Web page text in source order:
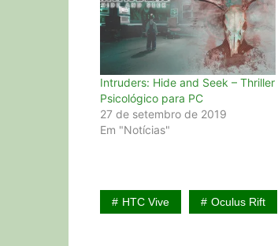
Intruders: Hide and Seek – Thriller
Psicológico para PC
27 de setembro de 2019
Em "Notícias"
HTC Vive Oculus Rift